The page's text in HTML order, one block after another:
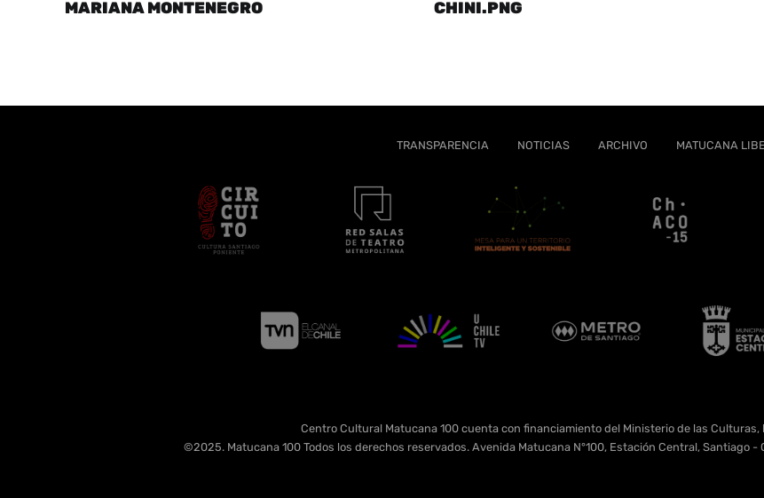
MARIANA MONTENEGRO CHINI.PNG
TRANSPARENCIA NOTICIAS ARCHIVO MATUCANA
Centro Cultural Matucana 100 cuenta con financiamiento del Ministerio de las Culturas,
©2025. Matucana 100 Todos los derechos reservados. Avenida Matucana N°100, Estación Central, Santiago